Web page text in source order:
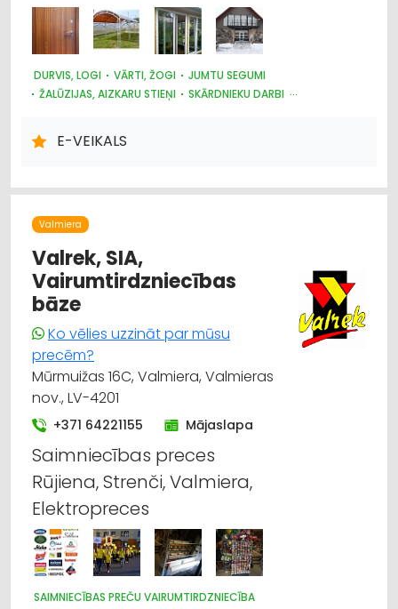
DURVIS, LOGI VĀRTI, ŽOGI
JUMTU SEGUMI
ŽALŪZIJAS, AIZKARU STIEŅI
SKĀRDNIEKU DARBI
DŪMVADI, TO IZGATAVOŠANA, UZSTĀDĪŠANA
METĀLIZSTRĀDĀJUMI
AUTO RIEPU, AUTO DISKU TIRDZNIECĪBA
E-VEIKALS
Valmiera
Valrek, SIA,
Vairumtirdzniecības
bāze
Ko vēlies uzzināt par mūsu
precēm?
Mūrmuižas 16C, Valmiera, Valmieras
nov., LV-4201
+371 64221155 Mājaslapa
Saimniecības preces
Rūjiena, Strenči, Valmiera,
Elektropreces
SAIMNIECĪBAS PREČU VAIRUMTIRDZNIECĪBA